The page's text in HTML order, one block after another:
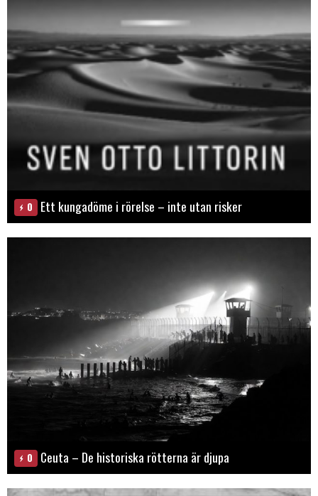
0 Ett kungadöme i rörelse – inte utan risker
0 Ceuta – De historiska rötterna är djupa